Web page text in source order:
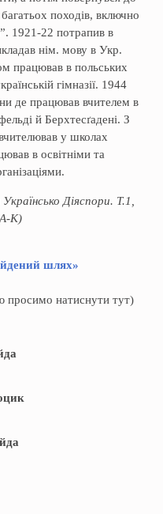
походiв, включно
1921-22 потрапив в
нiм. мову в Укр.
працював в польських
гiмназiї. 1944
де працював вчителем в
й Берхтесґаденi. З
у школах
в освітніми та
Діяспори. Т.1,
К)
шлях»
просимо натиснути тут)